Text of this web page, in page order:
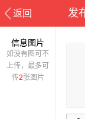
返回 发
信息图片
如没有图可不
上传，最多可
传2张图片